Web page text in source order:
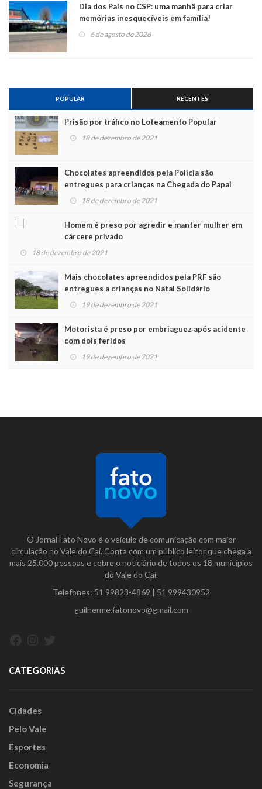
Dia dos Pais no CSP: uma manhã para criar
memórias inesquecíveis em família!
6 de agosto de 2026
POPULAR RECENTES
Prisão por tráfico no Loteamento Popular
18 de dezembro de 2021
Chocolates apreendidos pela Polícia são
entregues para crianças na Chegada do Papai
Noel
18 de dezembro de 2021
Homem é preso por agredir e manter mulher em
cárcere privado
18 de dezembro de 2021
Mais chocolates apreendidos pela PRF são
entregues a crianças no Natal Solidário
19 de dezembro de 2021
Motorista é preso por embriaguez após acidente
com dois feridos
19 de dezembro de 2021
O Jornal Fato Novo é o veículo de comunicação com maior
circulação no Vale do Caí. Conta com um público leitor que chega a
mais 25.000 pessoas e cobre o noticiário de todos os 18 municípios
do Vale do Caí.
Telefones: 51 99823-4869 | 51 999430952
guilherme.fatonovo@gmail.com
CATEGORIAS
Cidades
Pelo Vale
Esportes
Economia
Segurança